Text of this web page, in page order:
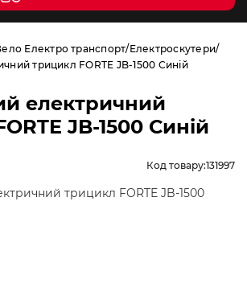
Електро транспорт Електроскутери
трицикл FORTE JB-1500 Синій
електричний
JB-1500 Синій
Код товару:131997